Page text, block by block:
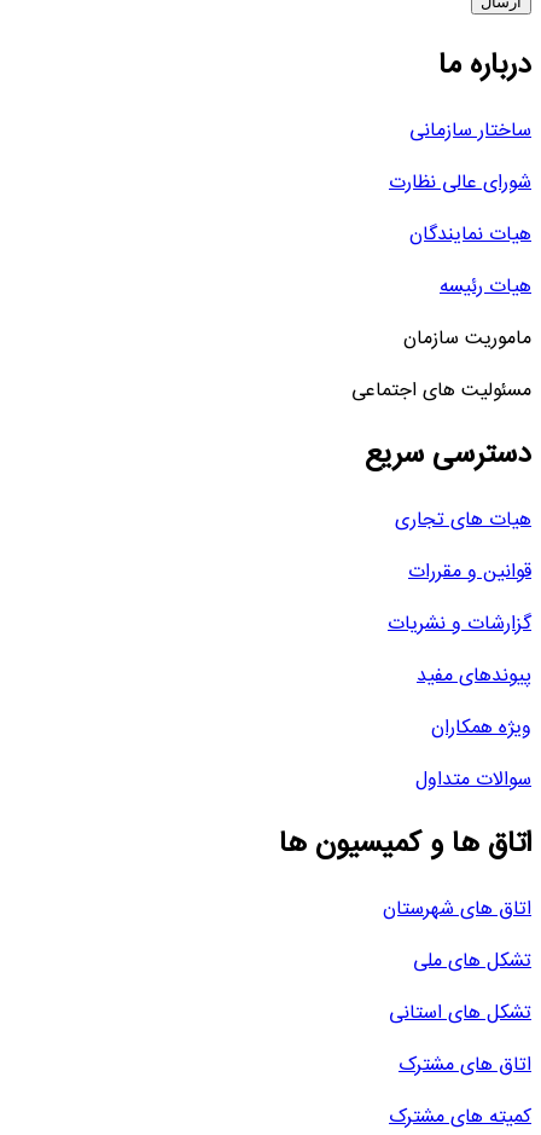
درباره ما
ساختار سازمانی
شورای عالی نظارت
هیات نمایندگان
هیات رئیسه
ماموریت سازمان
مسئولیت های اجتماعی
دسترسی سریع
هیات های تجاری
قوانین و مقررات
گزارشات و نشریات
پیوندهای مفید
ویژه همکاران
سوالات متداول
اتاق ها و کمیسیون ها
اتاق های شهرستان
تشکل های ملی
تشکل های استانی
اتاق های مشترک
کمیته های مشترک